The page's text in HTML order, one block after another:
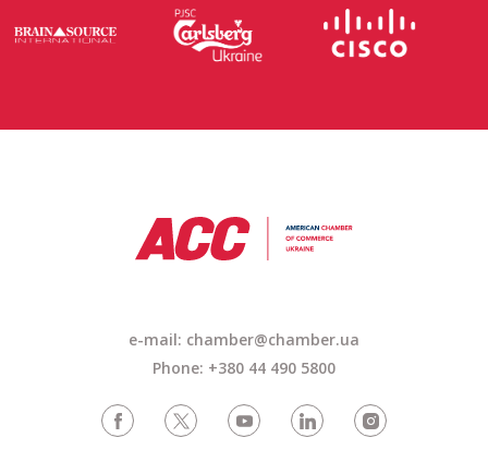
e-mail: chamber@chamber.ua
Phone: +380 44 490 5800